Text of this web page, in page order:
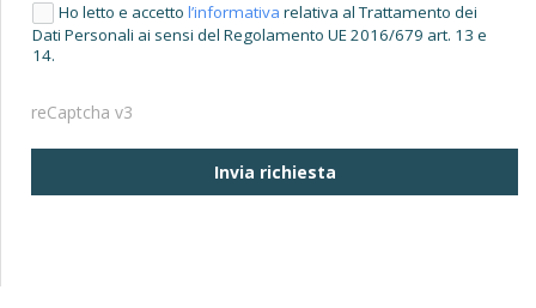
Ho letto e accettol’informativa relativa al Trattamento dei
Dati Personali ai sensi del Regolamento UE 2016/679 art. 13 e
14.
reCaptcha v3
Invia richiesta